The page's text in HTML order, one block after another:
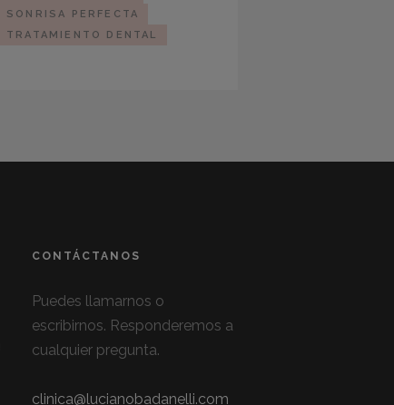
SONRISA PERFECTA
TRATAMIENTO DENTAL
CONTÁCTANOS
Puedes llamarnos o
escribirnos. Responderemos a
cualquier pregunta.
clinica@lucianobadanelli.com